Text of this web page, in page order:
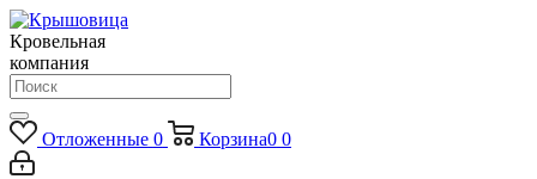
Кровельная
компания
Отложенные 0 Корзина0 0